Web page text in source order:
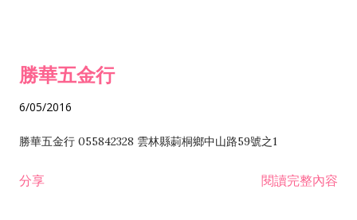
勝華五金行
6/05/2016
勝華五金行 055842328 雲林縣莿桐鄉中山路59號之1
分享 閱讀完整內容